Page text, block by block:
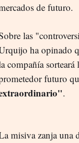
de futuro.
las
ha opinado
compañía
futuro
.
misiva zanja una